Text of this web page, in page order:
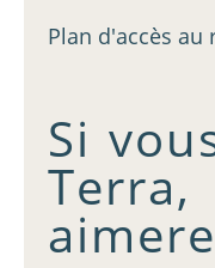
Plan d'accès au
Si